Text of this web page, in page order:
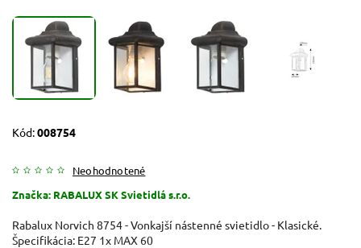
Kód:008754
Neohodnotené
Značka: RABALUX SK Svietidlá s.r.o.
Rabalux Norvich 8754 - Vonkajší nástenné svietidlo - Klasické.
Špecifikácia: E27 1x MAX 60